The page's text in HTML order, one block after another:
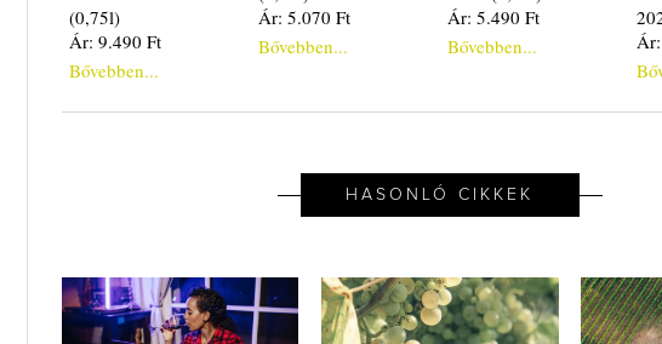
(0,75l)
Ár: 9.490 Ft
Bővebben...
Ár: 5.070 Ft
Bővebben...
Ár: 5.490 Ft
Bővebben...
HASONLÓ CIKKEK